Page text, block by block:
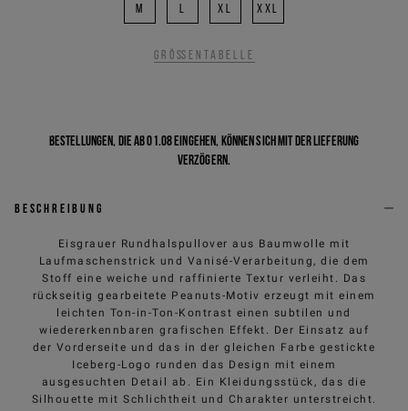
M XL XXL
Größentabelle
Bestellungen, die ab 01.08 eingehen, können sich mit der Lieferung
verzögern.
Beschreibung
Eisgrauer Rundhalspullover aus Baumwolle mit
Laufmaschenstrick und Vanisé-Verarbeitung, die dem
Stoff eine weiche und raffinierte Textur verleiht. Das
rückseitig gearbeitete Peanuts-Motiv erzeugt mit einem
leichten Ton-in-Ton-Kontrast einen subtilen und
wiedererkennbaren grafischen Effekt. Der Einsatz auf
der Vorderseite und das in der gleichen Farbe gestickte
Iceberg-Logo runden das Design mit einem
ausgesuchten Detail ab. Ein Kleidungsstück, das die
Silhouette mit Schlichtheit und Charakter unterstreicht.